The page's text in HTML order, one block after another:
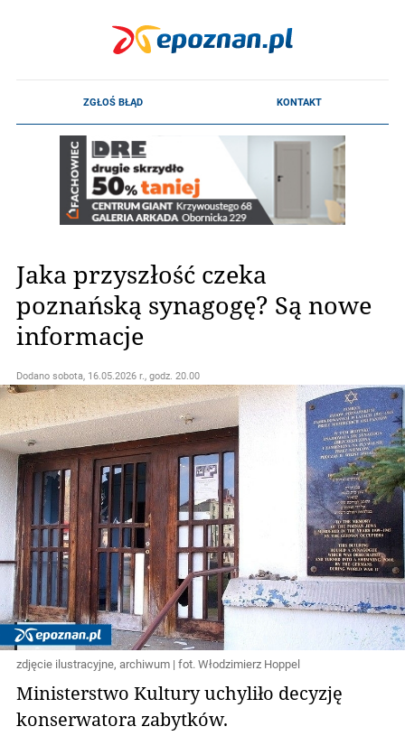
Jaka przyszłość czeka
poznańską synagogę? Są nowe
informacje
Dodano sobota, 16.05.2026 r., godz. 20.00
zdjęcie ilustracyjne, archiwum | fot. Włodzimierz Hoppel
Ministerstwo Kultury uchyliło decyzję
konserwatora zabytków.